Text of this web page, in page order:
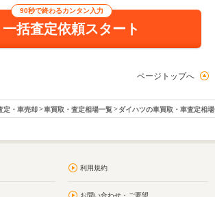
90秒で終わるカンタン入力
一括査定依頼スタート
ページトップへ
定・車売却 車買取・査定相場一覧 ダイハツの車買取・車査定相
利用規約
お問い合わせ・ご要望